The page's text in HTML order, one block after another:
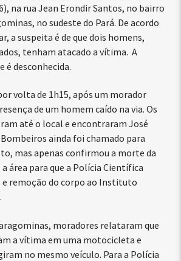
na rua Jean Erondir Santos, no bairro
no sudeste do Pará. De acordo
a suspeita é de que dois homens,
tenham atacado a vítima. A
é desconhecida.
volta de 1h15, após um morador
de um homem caído na via. Os
até o local e encontraram José
ainda foi chamado para
mas apenas confirmou a morte da
área para que a Polícia Científica
e remoção do corpo ao Instituto
moradores relataram que
a vítima em uma motocicleta e
no mesmo veículo. Para a Polícia